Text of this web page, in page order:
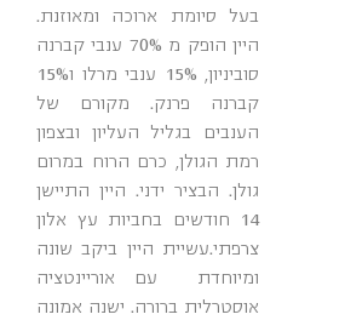
בעל סיומת ארוכה ומאוזנת.
היין הופק מ 70% ענבי קברנה
סוביניון, 15% ענבי מרלו ו15%
קברנה פרנק. מקורם של
הענבים בגליל העליון ובצפון
רמת הגולן, כרם הרוח במרום
גולן. הבציר ידני. היין התיישן
14 חודשים בחביות עץ אלון
צרפתי.עשיית היין ביקב שונה
ומיוחדת עם אוריינטציה
אוסטרלית ברורה. ישנה אמונה